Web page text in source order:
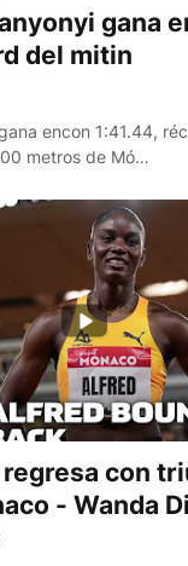
gana
del mitin
encon 1:41.44,
metros de Mó…
con
- Wanda